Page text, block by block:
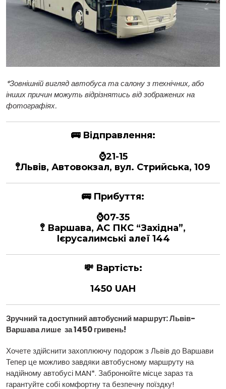
*Зовнішній вигляд автобуса та салону з технічних, або
інших причин можуть відрізнятись від зображених на
фотографіях.
🚌 Відправлення:
⌚21-15
🚏Львів, Автовокзал, вул. Стрийська, 109
🚌 Прибуття:
⌚07-35
🚏 Варшава, АС ПКС “Західна”,
Ієрусалимські алеї 144
💸 Вартість:
1450 UAH
Зручний та доступний автобусний маршрут: Львів-
Варшава лише за 1450 гривень!
Хочете здійснити захоплюючу подорож з Львів до Варшави
Тепер це можливо завдяки автобусному маршруту на
надійному автобусі MAN*. Забронюйте місце зараз та
гарантуйте собі комфортну та безпечну поїздку!